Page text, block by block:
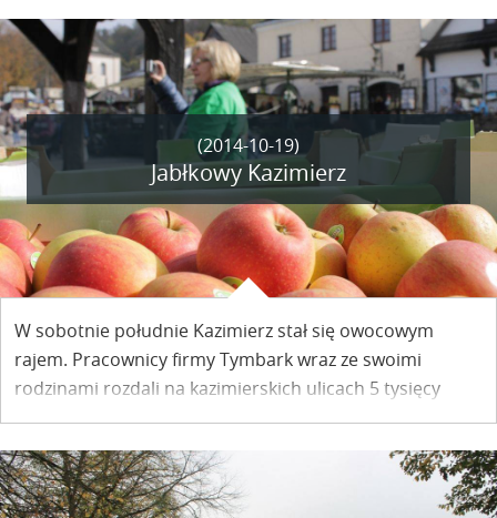
(2014-10-19)
Jabłkowy Kazimierz
W sobotnie południe Kazimierz stał się owocowym
rajem. Pracownicy firmy Tymbark wraz ze swoimi
rodzinami rozdali na kazimierskich ulicach 5 tysięcy
polskich jabłek.